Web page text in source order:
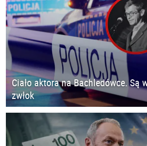
Ciało aktora na Bachledówce. Są
zwłok